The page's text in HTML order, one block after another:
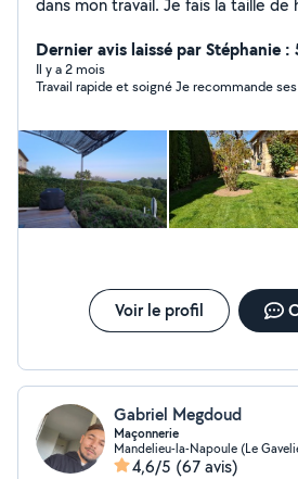
dans mon travail. Je fais la taille de haie, la tonte, je
souffler les allées. déplacement et
Secteur de grasse à vallauris. Mon abonnement ne me
permet pas de répondre au
Dernier avis laissé par Stéphanie :
Il y a 2 mois
Travail rapide et soigné Je
Voir le profil
Gabriel Megdoud
Maçonnerie
Mandelieu-la-Napoule (Le
4,6/5 (67 avis)